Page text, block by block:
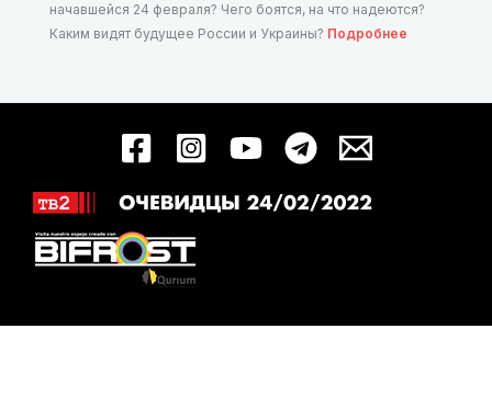
начавшейся 24 февраля? Чего боятся, на что надеются?
Каким видят будущее России и Украины? Подробнее